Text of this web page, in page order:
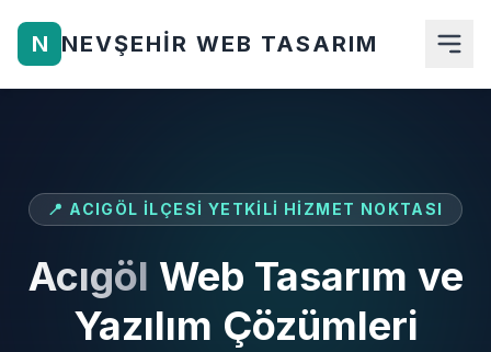
N NEVŞEHIR WEB TASARIM
Ürünler
📍 ACIGÖL İLÇESI YETKILI HIZMET NOKTASI
Acıgöl Web Tasarım ve
Yazılım Çözümleri